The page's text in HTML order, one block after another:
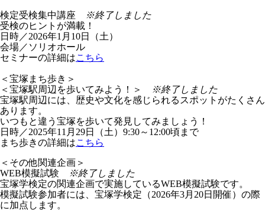
検定受検集中講座
※終了しました
受検のヒントが満載！
日時／2026年1月10日（土）
会場／ソリオホール
セミナーの詳細はこちら
＜宝塚まち歩き＞
＜宝塚駅周辺を歩いてみよう！＞
※終了しました
宝塚駅周辺には、歴史や文化を感じられるスポットがたくさん
あります。
いつもと違う宝塚を歩いて発見してみましょう！
日時／2025年11月29日（土）9:30～12:00頃まで
まち歩きの詳細はこちら
＜その他関連企画＞
WEB模擬試験
※終了しました
宝塚学検定の関連企画で実施しているWEB模擬試験です。
模擬試験参加者には、宝塚学検定（2026年3月20日開催）の際
に加点します。